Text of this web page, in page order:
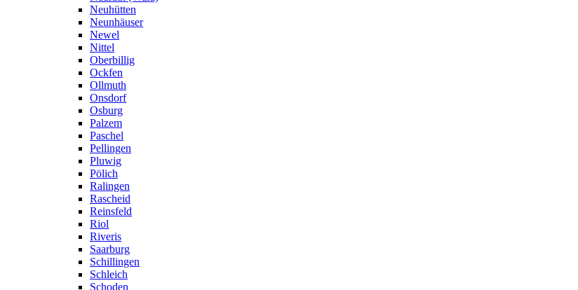
Neuhütten
Neunhäuser
Newel
Nittel
Oberbillig
Ockfen
Ollmuth
Onsdorf
Osburg
Palzem
Paschel
Pellingen
Pluwig
Pölich
Ralingen
Rascheid
Reinsfeld
Riol
Riveris
Saarburg
Schillingen
Schleich
Schoden